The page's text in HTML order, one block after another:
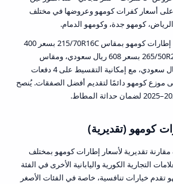
على أسعار كفرات كومهو وعروضها في مختلف
كومهو جدة، وكومهو الدمام.
على سبيل المثال، قد تجد إطارات كومهو بمقاس 215/70R16C بسعر 400
ريال سعودي، أو مقاس 265/50R20 بسعر 608 ريال سعودي، ومقاس
275/70R16 بسعر 451 ريال سعودي، مع إمكانية التقسيط على 4 دفعات
كومهو دائمًا لتقديم أفضل الصفقات. يُنصح
كومهو (تقديرية)
مقارنة تقديرية لأسعار إطارات كومهو بمختلف
التجارية الكورية واليابانية الأخرى في الفئة
خيارات تنافسية، خاصة في الفئات الأصغر